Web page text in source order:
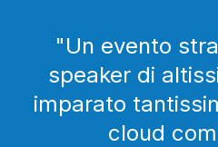
"Un evento
speaker di
imparato
cloud